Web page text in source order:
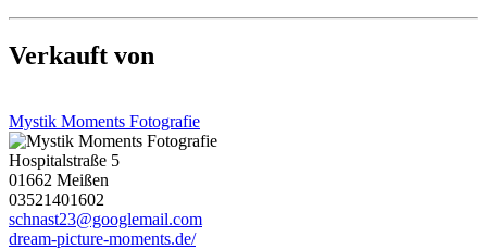
Verkauft von
Mystik Moments Fotografie
Hospitalstraße 5
01662 Meißen
03521401602
schnast23@googlemail.com
dream-picture-moments.de/